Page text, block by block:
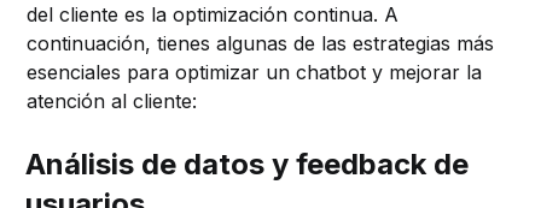
del cliente es la optimización continua. A
continuación, tienes algunas de las estrategias más
esenciales para optimizar un chatbot y mejorar la
atención al cliente:
Análisis de datos y feedback de